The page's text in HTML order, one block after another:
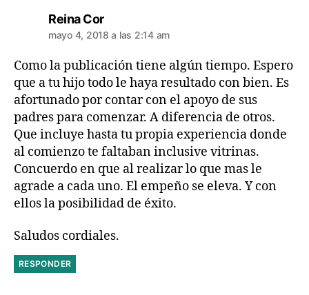
Reina Cordice:
mayo 4, 2018 a las 2:14 am
Como la publicación tiene algún tiempo. Espero
que a tu hijo todo le haya resultado con bien. Es
afortunado por contar con el apoyo de sus
padres para comenzar. A diferencia de otros.
Que incluye hasta tu propia experiencia donde
al comienzo te faltaban inclusive vitrinas.
Concuerdo en que al realizar lo que mas le
agrade a cada uno. El empeño se eleva. Y con
ellos la posibilidad de éxito.
Saludos cordiales.
RESPONDER